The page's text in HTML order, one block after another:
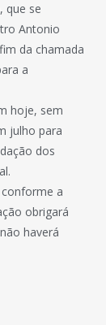
que se
Antonio
da chamada
a
hoje, sem
julho para
dos
a
obrigará
haverá